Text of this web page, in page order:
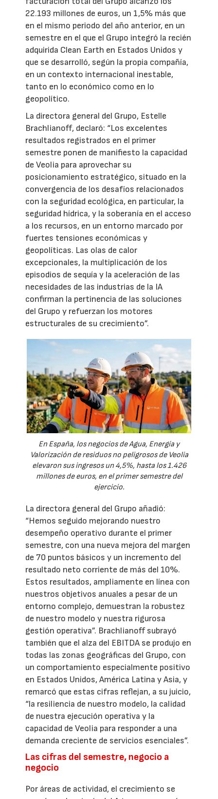
22.193 millones de euros, un 1,5% más que
en el mismo periodo del año anterior, en un
semestre en el que el Grupo integró la recién
adquirida Clean Earth en Estados Unidos y
que se desarrolló, según la propia compañía,
en un contexto internacional inestable,
tanto en lo económico como en lo
geopolítico.
La directora general del Grupo, Estelle
Brachlianoff, declaró: “Los excelentes
resultados registrados en el primer
semestre ponen de manifiesto la capacidad
de Veolia para aprovechar su
posicionamiento estratégico, situado en la
convergencia de los desafíos relacionados
con la seguridad ecológica, en particular, la
seguridad hídrica, y la soberanía en el acceso
a los recursos, en un entorno marcado por
fuertes tensiones económicas y
geopolíticas. Las olas de calor
excepcionales, la multiplicación de los
episodios de sequía y la aceleración de las
necesidades de las industrias de la IA
confirman la pertinencia de las soluciones
del Grupo y refuerzan los motores
estructurales de su crecimiento”.
En España, los negocios de Agua, Energía y
Valorización de residuos no peligrosos de Veolia
elevaron sus ingresos un 4,5%, hasta los 1.426
millones de euros, en el primer semestre del
ejercicio.
La directora general del Grupo añadió:
“Hemos seguido mejorando nuestro
desempeño operativo durante el primer
semestre, con una nueva mejora del margen
de 70 puntos básicos y un incremento del
resultado neto corriente de más del 10%.
Estos resultados, ampliamente en línea con
nuestros objetivos anuales a pesar de un
entorno complejo, demuestran la robustez
de nuestro modelo y nuestra rigurosa
gestión operativa”. Brachlianoff subrayó
también que el alza del EBITDA se produjo en
todas las zonas geográficas del Grupo, con
un comportamiento especialmente positivo
en Estados Unidos, América Latina y Asia, y
remarcó que estas cifras reflejan, a su juicio,
“la resiliencia de nuestro modelo, la calidad
de nuestra ejecución operativa y la
capacidad de Veolia para responder a una
demanda creciente de servicios esenciales”.
Las cifras del semestre, negocio a
negocio
Por áreas de actividad, el crecimiento se